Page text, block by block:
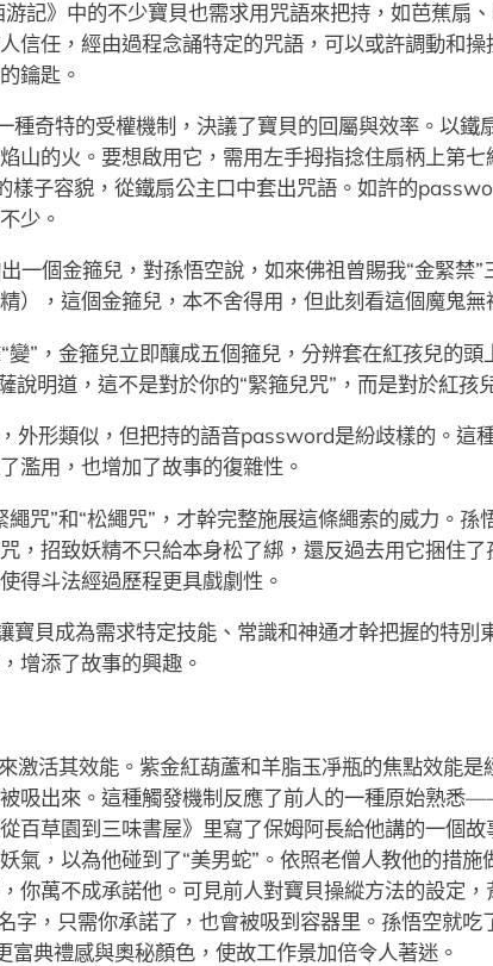
記》中的不少寶貝也需求用咒語來把持，如芭蕉扇
信任，經由過程念誦特定的咒語，可以或許調動和
鑰匙。
奇特的受權機制，決議了寶貝的回屬與效率。以鐵
山的火。要想啟用它，需用左手拇指捻住扇柄上第
子容貌，從鐵扇公主口中套出咒語。如許的
少。
一個金箍兒，對孫悟空說，如來佛祖曾賜我“金緊禁
），這個金箍兒，本不舍得用，但此刻看這個魔鬼無
”，金箍兒立即釀成五個箍兒，分辨套在紅孩兒的
說明道，這不是對於你的“緊箍兒咒”，而是對於紅孩
外形類似，但把持的語音password是紛歧樣的。這
濫用，也增加了故事的復雜性。
咒”和“松繩咒”，才幹完整施展這條繩索的威力。
，招致妖精不只給本身松了綁，還反過去用它捆住了
得斗法經過歷程更具戲劇性。
貝成為需求特定技能、常識和神通才幹把握的特別
增添了故事的興趣。
激活其效能。紫金紅葫蘆和羊脂玉凈瓶的焦點效能是
吸出來。這種觸發機制反應了前人的一種原始熟悉
百草園到三味書屋》里寫了保姆阿長給他講的一個
氣，以為他碰到了“美男蛇”。依照老僧人教他的措
你萬不成承諾他。可見前人對寶貝操縱方法的設定
字，只需你承諾了，也會被吸到容器里。孫悟空就
富典禮感與奧秘顏色，使故工作景加倍令人著迷。